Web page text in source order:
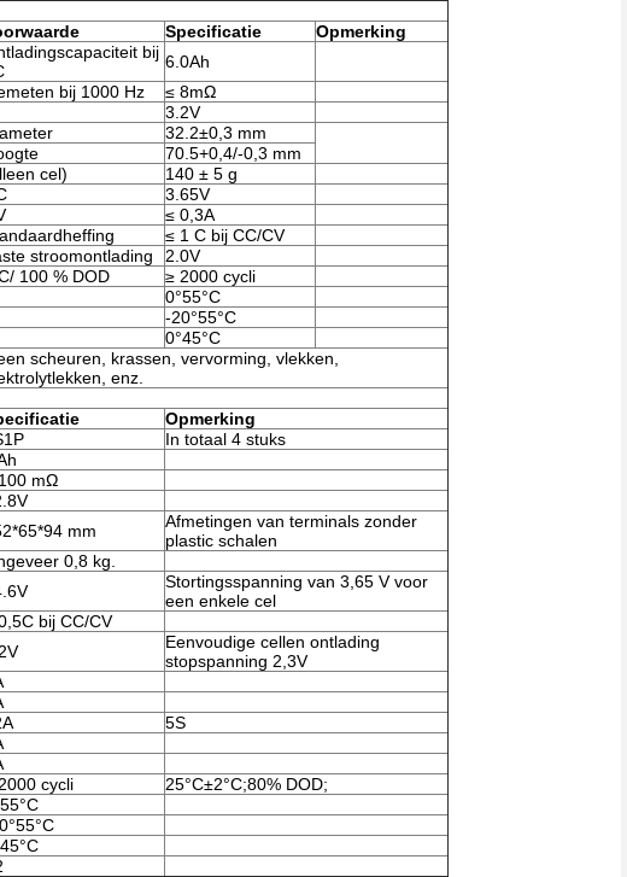
Specificatie
Opmerking
bij 6.0Ah
bij 1000 Hz
≤ 8mΩ
3.2V
32.2±0,3 mm
70.5+0,4/-0,3 mm
cel)
140 ± 5 g
3.65V
≤ 0,3A
≤ 1 C bij CC/CV
stroomontlading
2.0V
100 % DOD ≥ 2000 cycli
0°55°C
-20°55°C
0°45°C
scheuren, krassen, vervorming, vlekken,
enz.
Opmerking
In totaal 4 stuks
mΩ
mm
Afmetingen van terminals zonder
plastic schalen
0,8 kg.
Stortingsspanning van 3,65 V voor
een enkele cel
bij CC/CV
Eenvoudige cellen ontlading
stopspanning 2,3V
5S
cycli 25°C±2°C;80% DOD;